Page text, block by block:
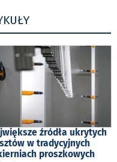
źródła ukrytych
w tradycyjnych
proszkowych